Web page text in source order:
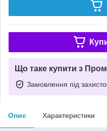
Що таке купити з
Замовлення під
Опис Характеристики